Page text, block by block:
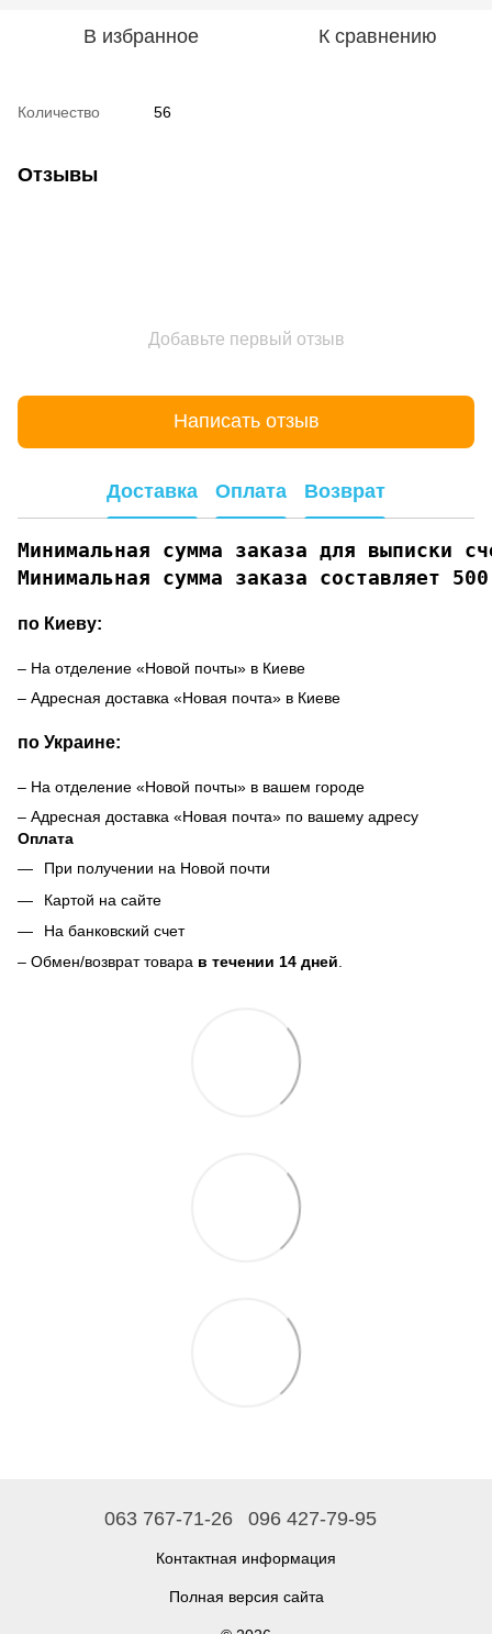
В избранное К сравнению
Количество 56
Отзывы
Добавьте первый отзыв
Написать отзыв
Доставка Оплата Возврат
Минимальная сумма заказа для выписки
Минимальная сумма заказа составляет
по Киеву:
– На отделение «Новой почты» в Киеве
– Адресная доставка «Новая почта» в Киеве
по Украине:
– На отделение «Новой почты» в вашем городе
– Адресная доставка «Новая почта» по вашему адресу
Оплата
При получении на Новой почти
Картой на сайте
На банковский счет
– Обмен/возврат товара в течении 14 дней.
063 767-71-26 096 427-79-95
Контактная информация
Полная версия сайта